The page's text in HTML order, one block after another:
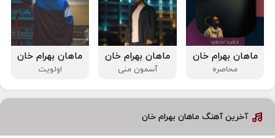
ماهان بهرام خان
محاصره
ماهان بهرام خان
آسمون منی
ماهان بهرام خان
اولویت
آخرین آهنگ ماهان بهرام خان